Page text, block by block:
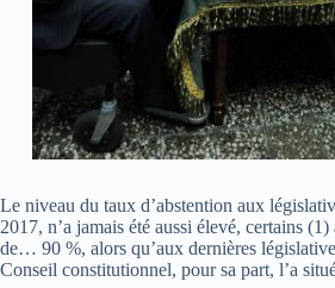
Le niveau du taux d’abstention aux
2017, n’a jamais été aussi élevé, certains
de… 90 %, alors qu’aux dernières
Conseil constitutionnel, pour sa part, l’a